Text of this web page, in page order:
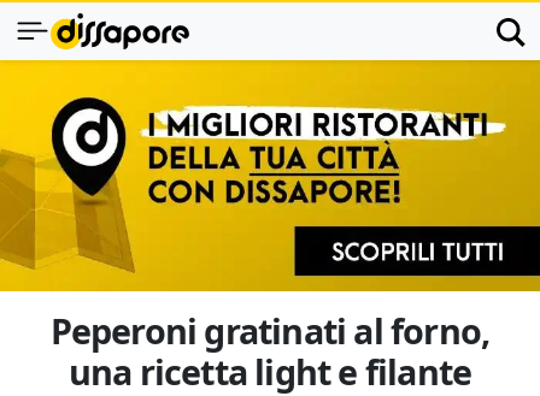
Peperoni gratinati al forno,
una ricetta light e filante